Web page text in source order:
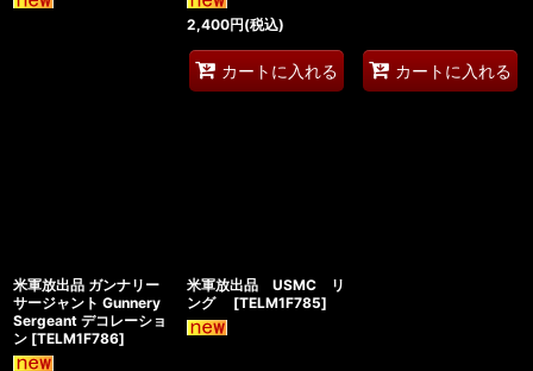
2,400円(税込)
カートに入れる カートに入れる
米軍放出品 ガンナリー
サージャント Gunnery
Sergeant デコレーショ
ン [TELM1F786]
米軍放出品 USMC リ
ング
[TELM1F785]